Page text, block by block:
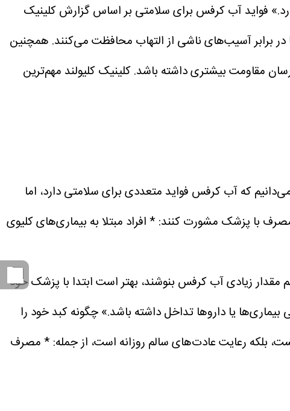
فواید آب کرفس برای سلامتی بر اساس گزارش کلینیک
برابر آسیب‌های ناشی از التهاب محافظت می‌کنند. همچنین
کلینیک کلیولند مهم‌ترین
که آب کرفس فواید متعددی برای سلامتی دارد، اما
مصرف با پزشک مشورت کنند: * افراد مبتلا به بیماری‌های کلیوی
مقدار زیادی آب کرفس بنوشند، بهتر است ابتدا با پزشک خود
چگونه کبد خود را
بلکه رعایت عادت‌های سالم روزانه است، از جمله: * مصرف